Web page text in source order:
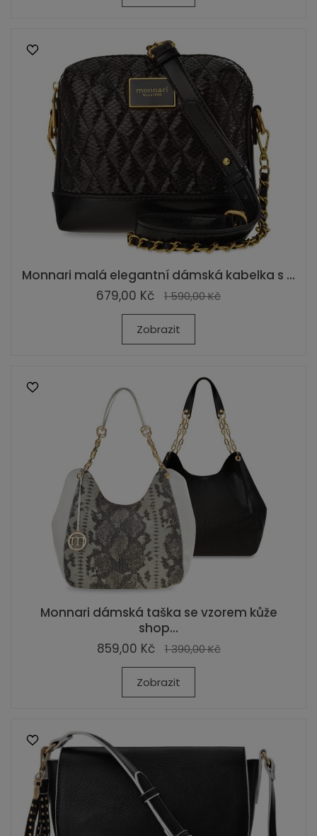
Monnari malá elegantní dámská kabelka s ...
679,00 Kč
1 590,00 Kč
Zobrazit
Monnari dámská taška se vzorem kůže
shop...
859,00 Kč
1 390,00 Kč
Zobrazit